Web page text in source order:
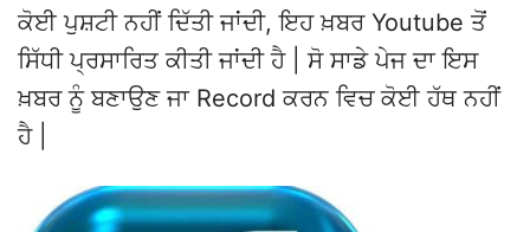
ਕੋਈ ਪੁਸ਼ਟੀ ਨਹੀਂ ਦਿੱਤੀ ਜਾਂਦੀ, ਇਹ ਖ਼ਬਰ Youtube ਤੋਂ
ਸਿੱਧੀ ਪ੍ਰਸਾਰਿਤ ਕੀਤੀ ਜਾਂਦੀ ਹੈ | ਸੋ ਸਾਡੇ ਪੇਜ ਦਾ ਇਸ
ਖ਼ਬਰ ਨੂੰ ਬਣਾਉਣ ਜਾ Record ਕਰਨ ਵਿਚ ਕੋਈ ਹੱਥ ਨਹੀਂ
ਹੈ |